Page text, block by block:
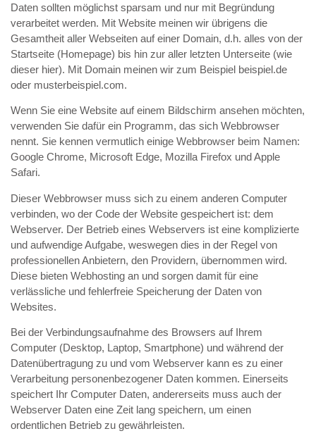
Daten sollten möglichst sparsam und nur mit Begründung
verarbeitet werden. Mit Website meinen wir übrigens die
Gesamtheit aller Webseiten auf einer Domain, d.h. alles von der
Startseite (Homepage) bis hin zur aller letzten Unterseite (wie
dieser hier). Mit Domain meinen wir zum Beispiel beispiel.de
oder musterbeispiel.com.
Wenn Sie eine Website auf einem Bildschirm ansehen möchten,
verwenden Sie dafür ein Programm, das sich Webbrowser
nennt. Sie kennen vermutlich einige Webbrowser beim Namen:
Google Chrome, Microsoft Edge, Mozilla Firefox und Apple
Safari.
Dieser Webbrowser muss sich zu einem anderen Computer
verbinden, wo der Code der Website gespeichert ist: dem
Webserver. Der Betrieb eines Webservers ist eine komplizierte
und aufwendige Aufgabe, weswegen dies in der Regel von
professionellen Anbietern, den Providern, übernommen wird.
Diese bieten Webhosting an und sorgen damit für eine
verlässliche und fehlerfreie Speicherung der Daten von
Websites.
Bei der Verbindungsaufnahme des Browsers auf Ihrem
Computer (Desktop, Laptop, Smartphone) und während der
Datenübertragung zu und vom Webserver kann es zu einer
Verarbeitung personenbezogener Daten kommen. Einerseits
speichert Ihr Computer Daten, andererseits muss auch der
Webserver Daten eine Zeit lang speichern, um einen
ordentlichen Betrieb zu gewährleisten.